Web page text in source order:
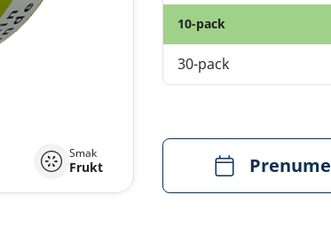
Smak
Frukt
10-pack
30-pack